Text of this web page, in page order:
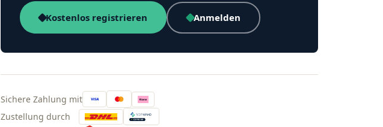
Kostenlos registrieren Anmelden
Sichere Zahlung mit
Zustellung durch